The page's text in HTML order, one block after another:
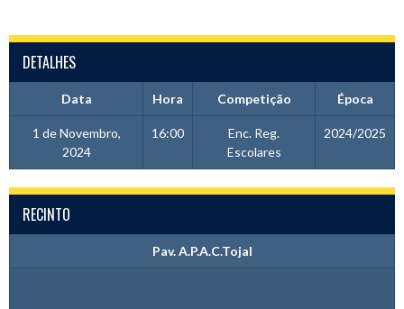
DETALHES
Data Hora Competição Época
1 de Novembro,
2024
16:00
Enc. Reg.
Escolares
2024/2025
RECINTO
Pav. A.P.A.C.Tojal